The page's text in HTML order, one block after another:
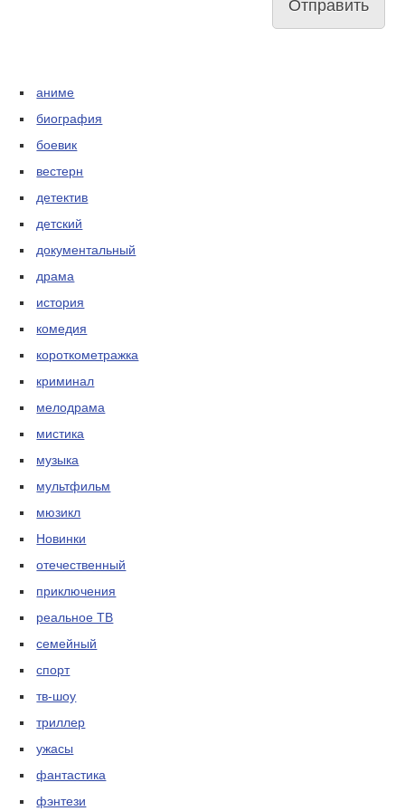
аниме
биография
боевик
вестерн
детектив
детский
документальный
драма
история
комедия
короткометражка
криминал
мелодрама
мистика
музыка
мультфильм
мюзикл
Новинки
отечественный
приключения
реальное ТВ
семейный
спорт
тв-шоу
триллер
ужасы
фантастика
фэнтези